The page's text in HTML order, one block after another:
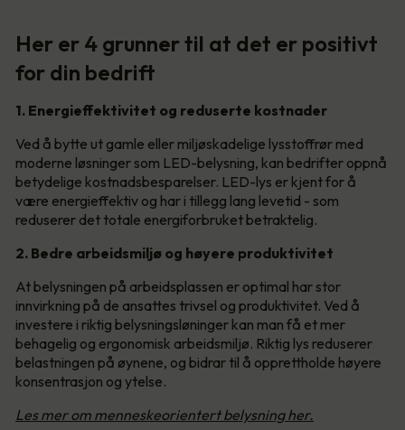
Her er 4 grunner til at det er positivt
for din bedrift
1. Energieffektivitet og reduserte kostnader
Ved å bytte ut gamle eller miljøskadelige lysstoffrør med
moderne løsninger som LED-belysning, kan bedrifter oppnå
betydelige kostnadsbesparelser. LED-lys er kjent for å
være energieffektiv og har i tillegg lang levetid - som
reduserer det totale energiforbruket betraktelig.
2. Bedre arbeidsmiljø og høyere produktivitet
At belysningen på arbeidsplassen er optimal har stor
innvirkning på de ansattes trivsel og produktivitet. Ved å
investere i riktig belysningsløninger kan man få et mer
behagelig og ergonomisk arbeidsmiljø. Riktig lys reduserer
belastningen på øynene, og bidrar til å opprettholde høyere
konsentrasjon og ytelse.
Les mer om menneskeorientert belysning her.